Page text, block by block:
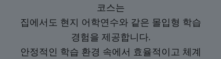
코스는
집에서도 현지 어학연수와 같은 몰입형 학습
경험을 제공합니다.
안정적인 학습 환경 속에서 효율적이고 체계